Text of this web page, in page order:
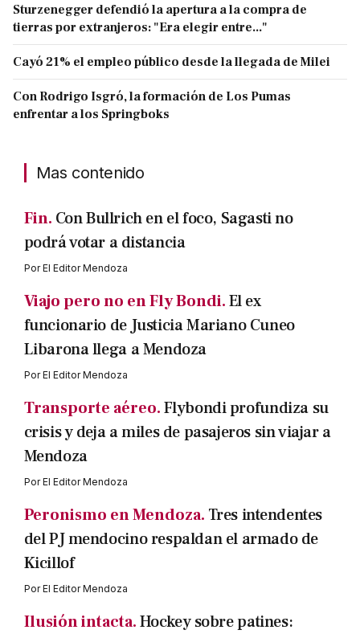
Sturzenegger defendió la apertura a la compra de
tierras por extranjeros: "Era elegir entre..."
Cayó 21% el empleo público desde la llegada de Milei
Con Rodrigo Isgró, la formación de Los Pumas
enfrentar a los Springboks
Mas contenido
Fin. Con Bullrich en el foco, Sagasti no
podrá votar a distancia
PorEl Editor Mendoza
Viajo pero no en Fly Bondi.El ex
funcionario de Justicia Mariano Cuneo
Libarona llega a Mendoza
PorEl Editor Mendoza
Transporte aéreo.Flybondi profundiza su
crisis y deja a miles de pasajeros sin viajar a
Mendoza
PorEl Editor Mendoza
Peronismo en Mendoza. Tres intendentes
del PJ mendocino respaldan el armado de
Kicillof
PorEl Editor Mendoza
Ilusión intacta.Hockey sobre patines: